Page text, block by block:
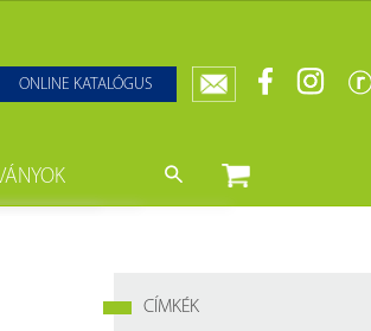
ONLINE KATALÓGUS
CÍMKÉK